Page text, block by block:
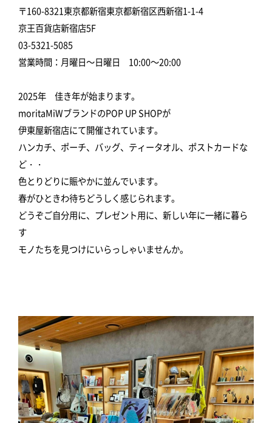
〒160-8321東京都新宿東京都新宿区西新宿1-1-4
京王百貨店新宿店5F
03-5321-5085
営業時間：月曜日～日曜日 10:00～20:00
2025年 佳き年が始まります。
moritaMiWブランドのPOP UP SHOPが
伊東屋新宿店にて開催されています。
ハンカチ、ポーチ、バッグ、ティータオル、ポストカードな
ど・・
色とりどりに賑やかに並んでいます。
春がひときわ待ちどうしく感じられます。
どうぞご自分用に、プレゼント用に、新しい年に一緒に暮ら
す
モノたちを見つけにいらっしゃいませんか。